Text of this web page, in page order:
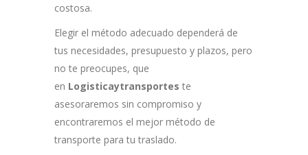
costosa.
Elegir el método adecuado dependerá de
tus necesidades, presupuesto y plazos, pero
no te preocupes, que
en Logisticaytransportes te
asesoraremos sin compromiso y
encontraremos el mejor método de
transporte para tu traslado.